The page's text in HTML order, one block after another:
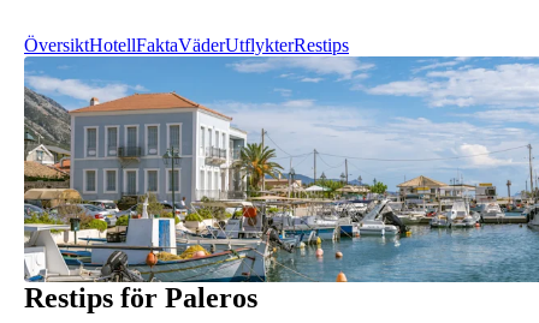
ÖversiktHotellFaktaVäderUtflykterRestips
Restips för Paleros